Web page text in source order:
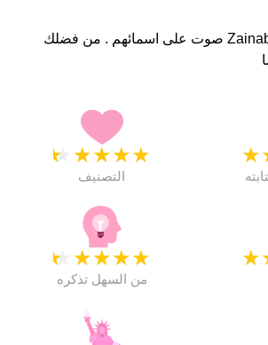
★
★
★
★
★
التصنيف
★
★
★
★
★
★
من السهل تذكره
★